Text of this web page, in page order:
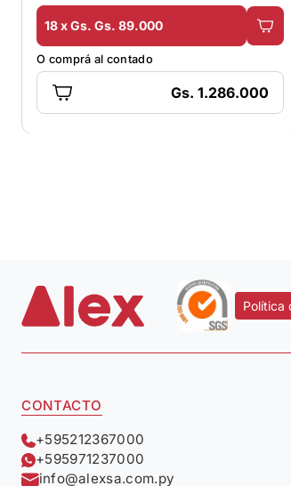
18 x Gs. Gs. 89.000
O comprá al contado
Gs. 1.286.000
Política
CONTACTO
+595212367000
+595971237000
info@alexsa.com.py